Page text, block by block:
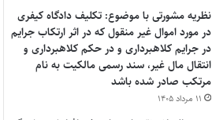
نظریه مشورتی با موضوع: تکلیف دادگاه کیفری
در مورد اموال غیر منقول که در اثر ارتکاب جرایم
در جرایم کلاهبرداری و در حکم کلاهبرداری و
انتقال مال غیر، سند رسمی مالکیت به نام
مرتکب صادر شده باشد
۱۱ مرداد ۱۴۰۵